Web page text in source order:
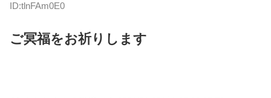
ID:tlnFAm0E0
ご冥福をお祈りします